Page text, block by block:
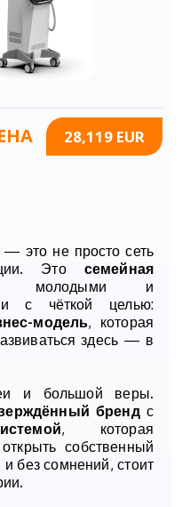
28,119 EUR
это не просто сеть
Это семейная
молодыми и
с чёткой целью:
модель, которая
здесь — в
и большой веры.
брендс
, которая
собственный
без сомнений, стоит